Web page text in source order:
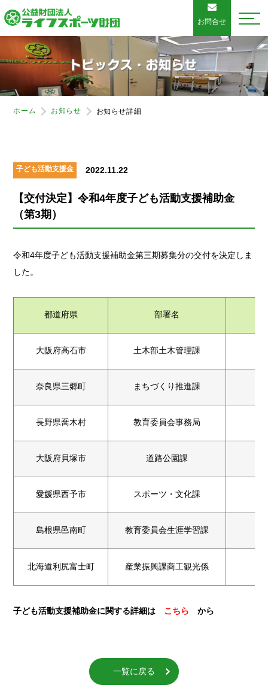
お問合せ
ホーム お知らせ お知らせ詳細
子ども活動支援金 2022.11.22
【交付決定】令和4年度子ども活動支援補助金
（第3期）
令和4年度子ども活動支援補助金第三期募集分の交付を決定しま
した。
都道府県 部署名
大阪府高石市 土木部土木管理課
奈良県三郷町 まちづくり推進課
長野県喬木村 教育委員会事務局
大阪府貝塚市 道路公園課
愛媛県西予市 スポーツ・文化課
島根県邑南町 教育委員会生涯学習課
北海道利尻富士町 産業振興課商工観光係
子ども活動支援補助金に関する詳細は こちら から
一覧に戻る